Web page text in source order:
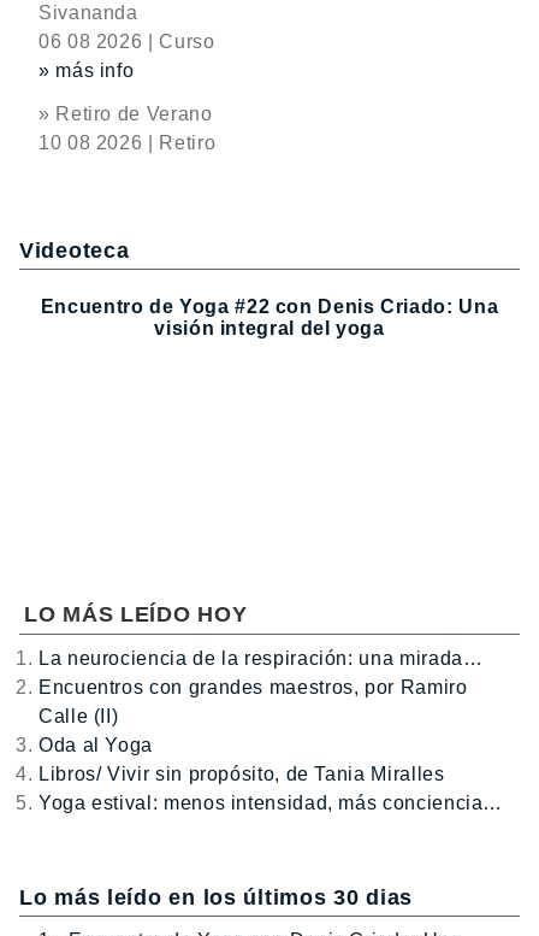
Sivananda
06 08 2026 | Curso
» más info
» Retiro de Verano
10 08 2026 | Retiro
Videoteca
Encuentro de Yoga #22 con Denis Criado: Una
visión integral del yoga
LO MÁS LEÍDO HOY
La neurociencia de la respiración: una mirada…
Encuentros con grandes maestros, por Ramiro
Calle (II)
Oda al Yoga
Libros/ Vivir sin propósito, de Tania Miralles
Yoga estival: menos intensidad, más conciencia…
Lo más leído en los últimos 30 dias